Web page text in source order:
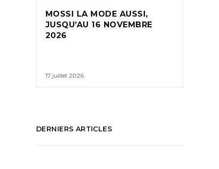
MOSSI LA MODE AUSSI,
JUSQU’AU 16 NOVEMBRE
2026
17 juillet 2026
DERNIERS ARTICLES